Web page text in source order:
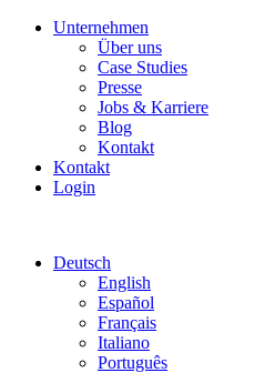
Unternehmen
Über uns
Case Studies
Presse
Jobs & Karriere
Blog
Kontakt
Kontakt
Login
Deutsch
English
Español
Français
Italiano
Português